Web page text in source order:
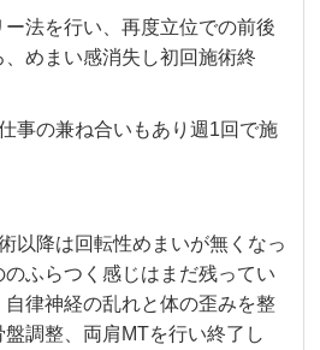
法を行い、再度立位での前後
めまい感消失し初回施術終
事の兼ね合いもあり週1回で施
以降は回転性めまいが無くなっ
ふらつく感じはまだ残ってい
律神経の乱れと体の歪みを整
調整、両肩MTを行い終了し